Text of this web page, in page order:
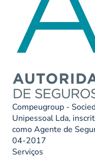
Compeugroup -
Unipessoal Lda,
como Agente de
04-2017
Serviços